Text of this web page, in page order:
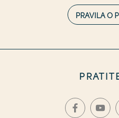
VESELIMO SE